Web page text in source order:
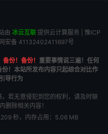
由 冰云互联提供云计算服务 | 豫ICP
安备 41132402411697号
份！备份！ 重要事情说三遍！任何
！本站所发布内容只起综合对比作
导行为
若无意侵犯到您的权利，请及时联
删除相关内容！
秒，内存占用：5.06 MB